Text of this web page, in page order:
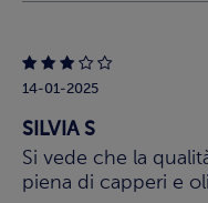
14-01-2025
SILVIA S
Si vede che la
piena di capperi e